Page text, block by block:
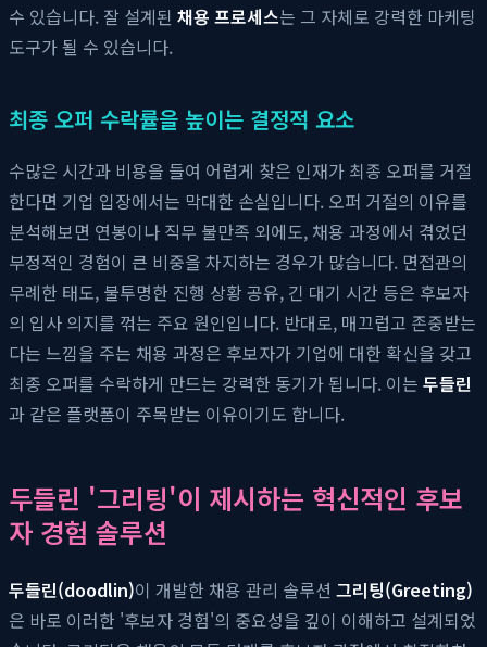
수 있습니다. 잘 설계된 채용 프로세스는 그 자체로 강력한 마케팅
도구가 될 수 있습니다.
최종 오퍼 수락률을 높이는 결정적 요소
수많은 시간과 비용을 들여 어렵게 찾은 인재가 최종 오퍼를 거절
한다면 기업 입장에서는 막대한 손실입니다. 오퍼 거절의 이유를
분석해보면 연봉이나 직무 불만족 외에도, 채용 과정에서 겪었던
부정적인 경험이 큰 비중을 차지하는 경우가 많습니다. 면접관의
무례한 태도, 불투명한 진행 상황 공유, 긴 대기 시간 등은 후보자
의 입사 의지를 꺾는 주요 원인입니다. 반대로, 매끄럽고 존중받는
다는 느낌을 주는 채용 과정은 후보자가 기업에 대한 확신을 갖고
최종 오퍼를 수락하게 만드는 강력한 동기가 됩니다. 이는 두들린
과 같은 플랫폼이 주목받는 이유이기도 합니다.
두들린 '그리팅'이 제시하는 혁신적인 후보
자 경험 솔루션
두들린(doodlin)이 개발한 채용 관리 솔루션 그리팅(Greeting)
은 바로 이러한 '후보자 경험'의 중요성을 깊이 이해하고 설계되었